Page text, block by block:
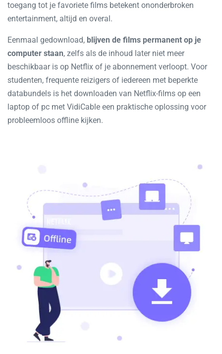
toegang tot je favoriete films betekent ononderbroken
entertainment, altijd en overal.
Eenmaal gedownload, blijven de films permanent op je
computer staan, zelfs als de inhoud later niet meer
beschikbaar is op Netflix of je abonnement verloopt. Voor
studenten, frequente reizigers of iedereen met beperkte
databundels is het downloaden van Netflix-films op een
laptop of pc met VidiCable een praktische oplossing voor
probleemloos offline kijken.